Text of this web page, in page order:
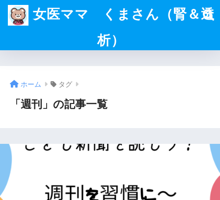
女医ママ くまさん（腎＆透
析）
ホーム タグ
「週刊」の記事一覧